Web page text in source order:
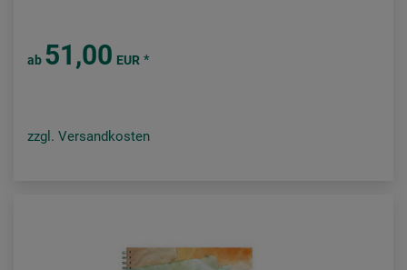
ab 51,00 EUR *
zzgl. Versandkosten